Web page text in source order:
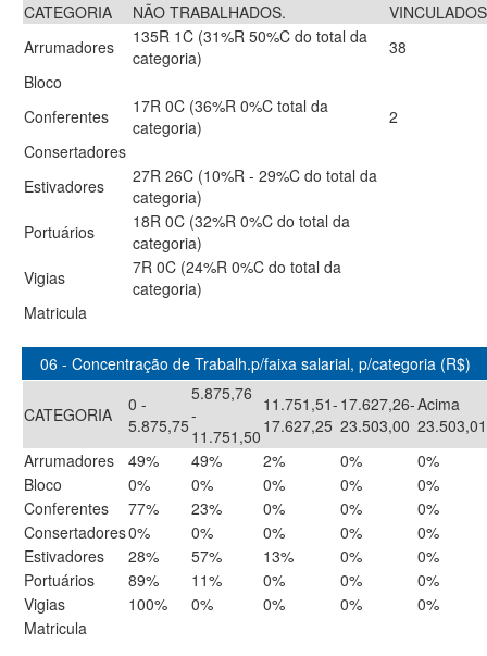
CATEGORIA
NÃO TRABALHADOS.
VINCULADOS
Arrumadores
135R 1C (31%R 50%C do total da
categoria)
38
Bloco
Conferentes
17R 0C (36%R 0%C total da
categoria)
2
Consertadores
Estivadores
27R 26C (10%R - 29%C do total da
categoria)
Portuários
18R 0C (32%R 0%C do total da
categoria)
Vigias
7R 0C (24%R 0%C do total da
categoria)
Matricula
06 - Concentração de Trabalh.p/faixa salarial, p/categoria (R$)
CATEGORIA
0 -
5.875,75
5.875,76
-
11.751,50
11.751,51-
17.627,25
17.627,26-
23.503,00
Acima
23.503,01
Arrumadores
49% 49% 2% 0%
0%
Bloco
0% 0% 0% 0%
0%
Conferentes
77% 23% 0% 0%
0%
Consertadores0% 0% 0% 0%
0%
Estivadores
28% 57% 13% 0%
0%
Portuários
89% 11% 0% 0%
0%
Vigias
100% 0% 0% 0%
0%
Matricula